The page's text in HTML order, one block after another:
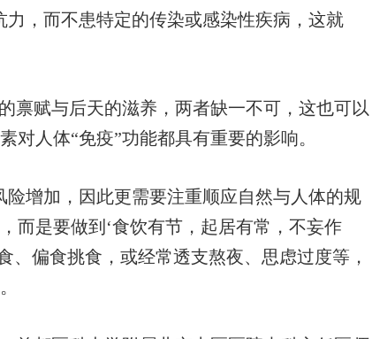
，而不患特定的传染或感染性疾病，这就
禀赋与后天的滋养，两者缺一不可，这也可以
对人体“免疫”功能都具有重要的影响。
增加，因此更需要注重顺应自然与人体的规
而是要做到‘食饮有节，起居有常，不妄作
、偏食挑食，或经常透支熬夜、思虑过度等，